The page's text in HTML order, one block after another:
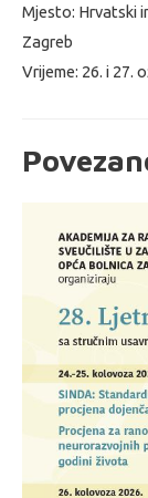
Mjesto: Hrvatski
Zagreb
Vrijeme: 26. i 27.